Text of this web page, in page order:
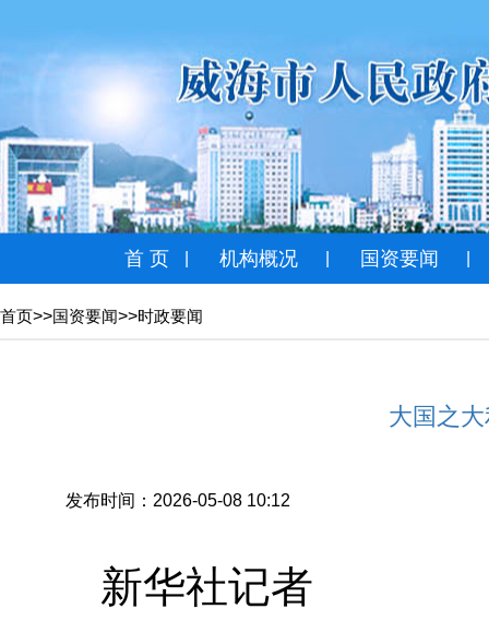
首 页 机构概况 国资要闻
首页>>国资要闻>>时政要闻
大国之
发布时间：2026-05-08 10:12
新华社记者